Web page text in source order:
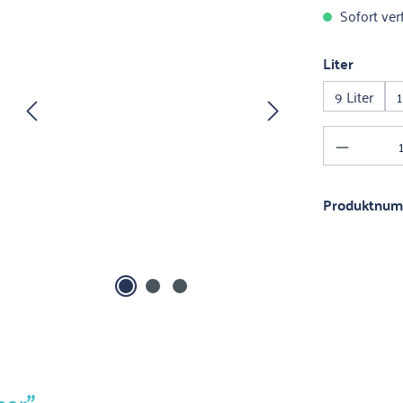
Sofort
Liter
9 Liter
Produkt